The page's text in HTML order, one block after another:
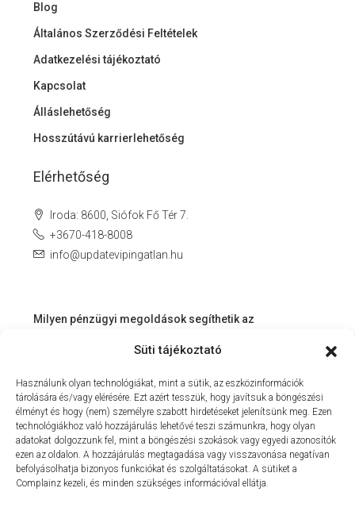
Süti tájékoztató
Használunk olyan technológiákat, mint a sütik, az eszközinformációk
tárolására és/vagy elérésére. Ezt azért tesszük, hogy javítsuk a böngészési
élményt és hogy (nem) személyre szabott hirdetéseket jelenítsünk meg. Ezen
technológiákhoz való hozzájárulás lehetővé teszi számunkra, hogy olyan
adatokat dolgozzunk fel, mint a böngészési szokások vagy egyedi azonosítók
ezen az oldalon. A hozzájárulás megtagadása vagy visszavonása negatívan
befolyásolhatja bizonyos funkciókat és szolgáltatásokat. A sütiket a
Complainz kezeli, és minden szükséges információval ellátja.
Blog
Általános Szerződési Feltételek
Adatkezelési tájékoztató
Kapcsolat
Álláslehetőség
Hosszútávú karrierlehetőség
Elérhetőség
Iroda: 8600, Siófok Fő Tér 7.
+3670-418-8008
info@updatevipingatlan.hu
Milyen pénzügyi megoldások segíthetik az
szolgáltatás a Balaton környékén
MIT KÍNÁLHAT SZÁMUNKRA EGY INGATLANIRODA VEVŐI
ÉS ELADÓI NÉZŐPONTBÓL?
MILYEN KÖLTSÉGEKKEL KELL SZÁMOLNUNK
INGATLANVÁSÁRLÁS SORÁN?